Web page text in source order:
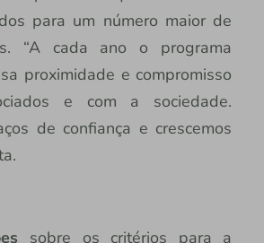
para um número maior de
“A cada ano o programa
proximidade e compromisso
e com a sociedade.
de confiança e crescemos
sobre os critérios para a